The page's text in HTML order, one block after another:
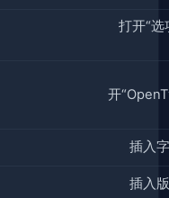
打开“选
开
插入
插入